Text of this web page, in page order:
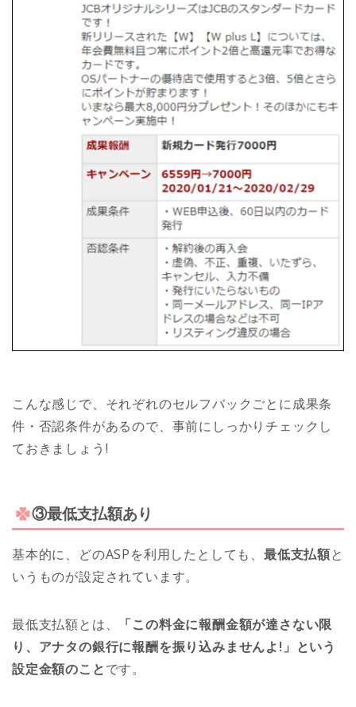
こんな感じで、それぞれのセルフバックごとに成果条
件・否認条件があるので、事前にしっかりチェックし
ておきましょう!
③最低支払額あり
基本的に、どのASPを利用したとしても、 最低支払額と
いうものが設定されています。
最低支払額とは、
「この料金に報酬金額が達さない限
り、アナタの銀行に報酬を振り込みませんよ!」という
設定金額のことです。